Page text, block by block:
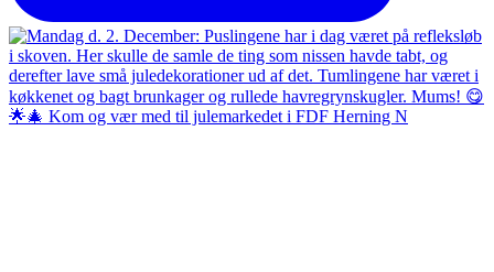
🌟🎄 Kom og vær med til julemarkedet i FDF Herning N